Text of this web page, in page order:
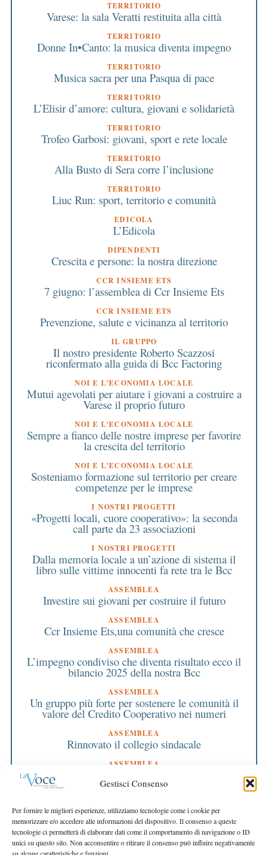
Gestisci Consenso
Per fornire le migliori esperienze, utilizziamo tecnologie come i cookie per
memorizzare e/o accedere alle informazioni del dispositivo. Il consenso a queste
tecnologie ci permetterà di elaborare dati come il comportamento di navigazione o ID
unici su questo sito. Non acconsentire o ritirare il consenso può influire negativamente
TERRITORIO
Varese: la sala Veratti restituita alla città
TERRITORIO
Donne In•Canto: la musica diventa impegno
TERRITORIO
Musica sacra per una Pasqua di pace
TERRITORIO
L’Elisir d’amore: cultura, giovani e solidarietà
TERRITORIO
Trofeo Garbosi: giovani, sport e rete locale
TERRITORIO
Alla Busto di Sera corre l’inclusione
TERRITORIO
Liuc Run: sport, territorio e comunità
EDICOLA
L’Edicola
DIPENDENTI
Crescita e persone: la nostra direzione
CCR INSIEME ETS
7 giugno: l’assemblea di Ccr Insieme Ets
CCR INSIEME ETS
Prevenzione, salute e vicinanza al territorio
IL GRUPPO
Il nostro presidente Roberto Scazzosi
riconfermato alla guida di Bcc Factoring
NOI E L'ECONOMIA LOCALE
Mutui agevolati per aiutare i giovani a costruire a
Varese il proprio futuro
NOI E L'ECONOMIA LOCALE
Sempre a fianco delle nostre imprese per favorire
la crescita del territorio
NOI E L'ECONOMIA LOCALE
Sosteniamo formazione sul territorio per creare
competenze per le imprese
I NOSTRI PROGETTI
«Progetti locali, cuore cooperativo»: la seconda
call parte da 23 associazioni
I NOSTRI PROGETTI
Dalla memoria locale a un’azione di sistema il
libro sulle vittime innocenti fa rete tra le Bcc
ASSEMBLEA
Investire sui giovani per costruire il futuro
ASSEMBLEA
Ccr Insieme Ets,una comunità che cresce
ASSEMBLEA
L’impegno condiviso che diventa risultato ecco il
bilancio 2025 della nostra Bcc
ASSEMBLEA
Un gruppo più forte per sostenere le comunità il
valore del Credito Cooperativo nei numeri
ASSEMBLEA
Rinnovato il collegio sindacale
ASSEMBLEA
Bilancio approvato all’unanimità e 2 milioni
destinati al territorio
EDITORIALE DIRETTORE
Crescere restando riconoscibili
EDITORIALE PRESIDENTE
Costruire futuro insieme